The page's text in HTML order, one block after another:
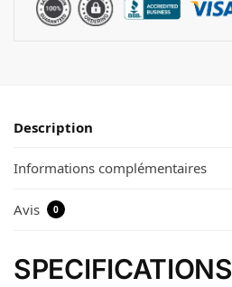
Description
Informations complémentaires
Avis 0
SPECIFICATIONS